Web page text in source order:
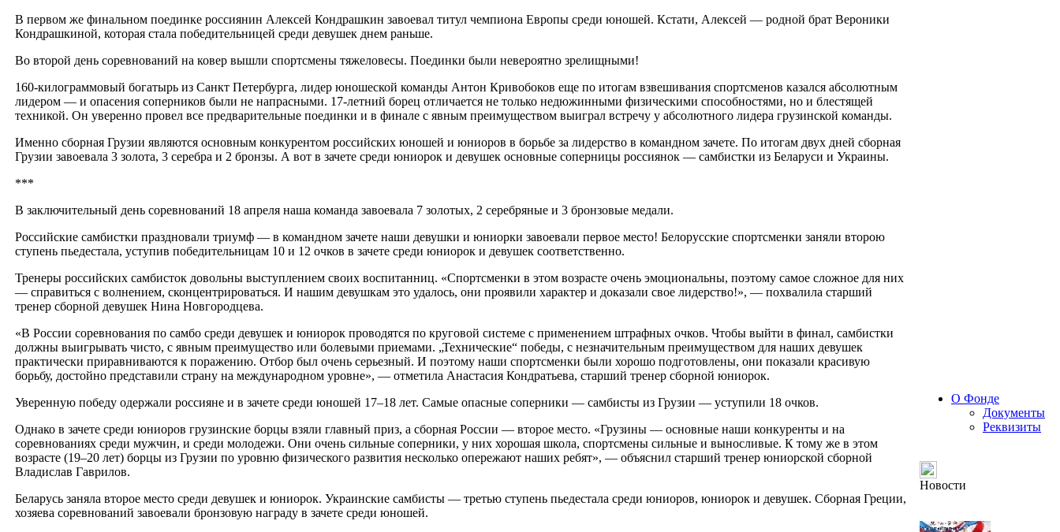
В первом же финальном поединке россиянин Алексей Кондрашкин завоевал титул чемпиона Европы среди юношей. Кстати, Алексей — родной брат Вероники
Кондрашкиной, которая стала победительницей среди девушек днем раньше.
Во второй день соревнований на ковер вышли спортсмены тяжеловесы. Поединки были невероятно зрелищными!
160-килограммовый богатырь из Санкт Петербурга, лидер юношеской команды Антон Кривобоков еще по итогам взвешивания спортсменов казался абсолютным
лидером — и опасения соперников были не напрасными. 17-летний борец отличается не только недюжинными физическими способностями, но и блестящей
техникой. Он уверенно провел все предварительные поединки и в финале с явным преимуществом выиграл встречу у абсолютного лидера грузинской команды.
Именно сборная Грузии являются основным конкурентом российских юношей и юниоров в борьбе за лидерство в командном зачете. По итогам двух дней сборная
Грузии завоевала 3 золота, 3 серебра и 2 бронзы. А вот в зачете среди юниорок и девушек основные соперницы россиянок — самбистки из Беларуси и Украины.
***
В заключительный день соревнований 18 апреля наша команда завоевала 7 золотых, 2 серебряные и 3 бронзовые медали.
Роcсийские самбистки праздновали триумф — в командном зачете наши девушки и юниорки завоевали первое место! Белорусские спортсменки заняли второю
ступень пьедестала, уступив победительницам 10 и 12 очков в зачете среди юниорок и девушек соответственно.
Тренеры российских самбисток довольны выступлением своих воспитанниц. «Спортсменки в этом возрасте очень эмоциональны, поэтому самое сложное для них
— справиться с волнением, сконцентрироваться. И нашим девушкам это удалось, они проявили характер и доказали свое лидерство!», — похвалила старший
тренер сборной девушек Нина Новгородцева.
«В России соревнования по самбо среди девушек и юниорок проводятся по круговой системе с применением штрафных очков. Чтобы выйти в финал, самбистки
должны выигрывать чисто, с явным преимущество или болевыми приемами. „Технические“ победы, с незначительным преимуществом для наших девушек
практически приравниваются к поражению. Отбор был очень серьезный. И поэтому наши спортсменки были хорошо подготовлены, они показали красивую
борьбу, достойно представили страну на международном уровне», — отметила Анастасия Кондратьева, старший тренер сборной юниорок.
Уверенную победу одержали россияне и в зачете среди юношей 17–18 лет. Самые опасные соперники — самбисты из Грузии — уступили 18 очков.
Однако в зачете среди юниоров грузинские борцы взяли главный приз, а сборная России — второе место. «Грузины — основные наши конкуренты и на
соревнованиях среди мужчин, и среди молодежи. Они очень сильные соперники, у них хорошая школа, спортсмены сильные и выносливые. К тому же в этом
возрасте (19–20 лет) борцы из Грузии по уровню физического развития несколько опережают наших ребят», — объяснил старший тренер юниорской сборной
Владислав Гаврилов.
Беларусь заняла второе место среди девушек и юниорок. Украинские самбисты — третью ступень пьедестала среди юниоров, юниорок и девушек. Сборная Греции,
хозяева соревнований завоевали бронзовую награду в зачете среди юношей.
О Фонде
Документы
Реквизиты
Новости